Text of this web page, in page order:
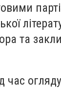
та
час